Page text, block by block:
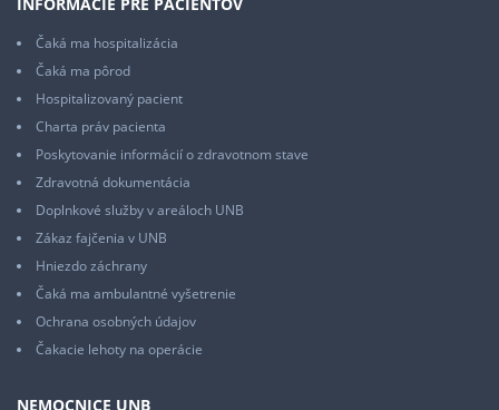
Čaká ma hospitalizácia
Čaká ma pôrod
Hospitalizovaný pacient
Charta práv pacienta
Poskytovanie informácií o zdravotnom stave
Zdravotná dokumentácia
Doplnkové služby v areáloch UNB
Zákaz fajčenia v UNB
Hniezdo záchrany
Čaká ma ambulantné vyšetrenie
Ochrana osobných údajov
Čakacie lehoty na operácie
NEMOCNICE UNB